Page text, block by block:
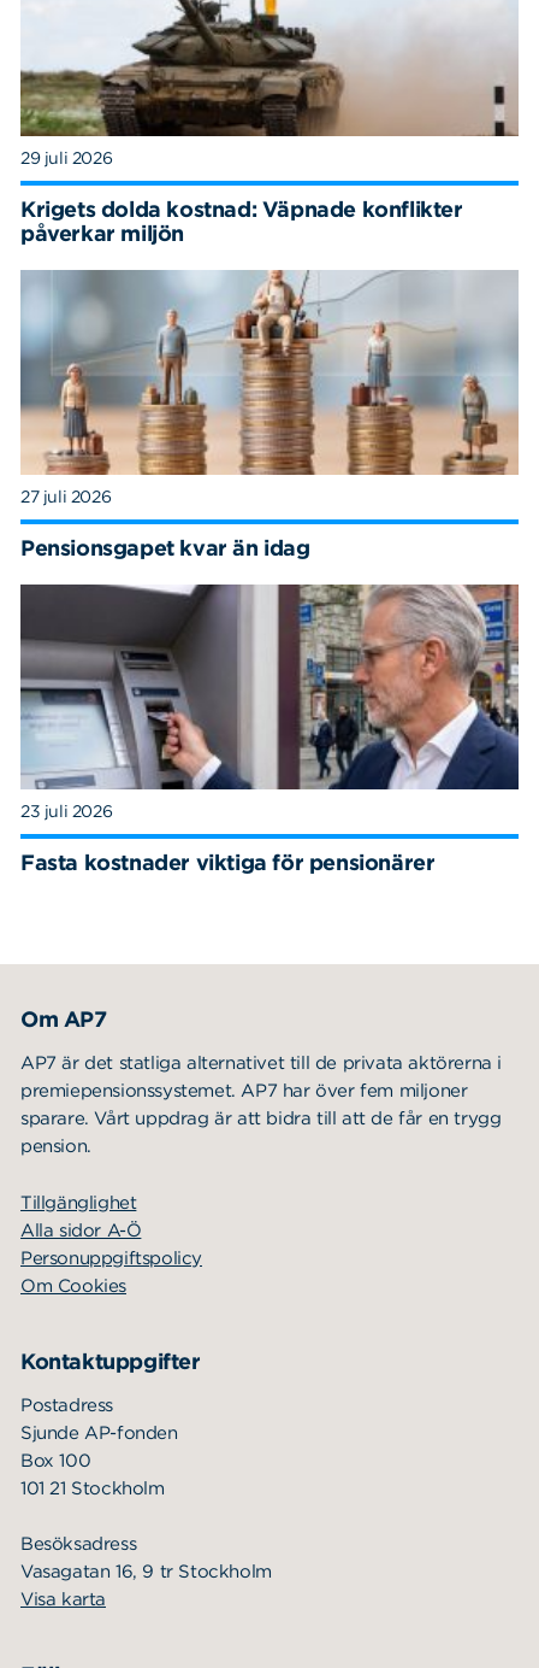
29 juli 2026
Krigets dolda kostnad: Väpnade konflikter
påverkar miljön
27 juli 2026
Pensionsgapet kvar än idag
23 juli 2026
Fasta kostnader viktiga för pensionärer
Om AP7
AP7 är det statliga alternativet till de privata aktörerna i
premiepensionssystemet. AP7 har över fem miljoner
sparare. Vårt uppdrag är att bidra till att de får en trygg
pension.
Tillgänglighet
Alla sidor A-Ö
Personuppgiftspolicy
Om Cookies
Kontaktuppgifter
Postadress
Sjunde AP-fonden
Box 100
101 21 Stockholm
Besöksadress
Vasagatan 16, 9 tr Stockholm
Visa karta